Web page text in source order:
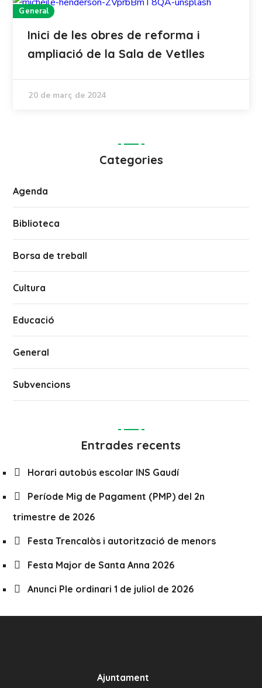
General
Inici de les obres de reforma i
ampliació de la Sala de Vetlles
20 de març de 2024
Categories
Agenda
Biblioteca
Borsa de treball
Cultura
Educació
General
Subvencions
Entrades recents
Horari autobús escolar INS Gaudí
Període Mig de Pagament (PMP) del 2n
trimestre de 2026
Festa Trencalòs i autorització de menors
Festa Major de Santa Anna 2026
Anunci Ple ordinari 1 de juliol de 2026
Ajuntament